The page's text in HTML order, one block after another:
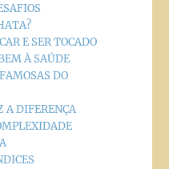
E SER TOCADO
À SAÚDE
DO
A DIFERENÇA